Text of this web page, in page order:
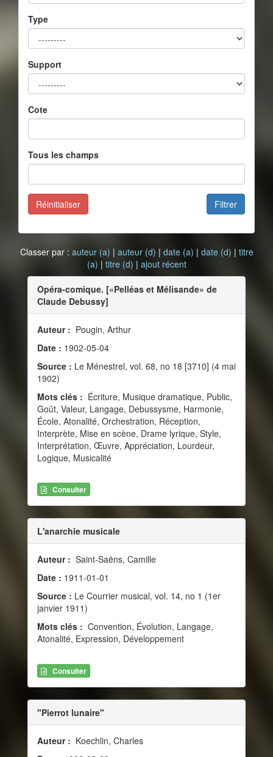
Type
Support
Cote
Tous les champs
Filtrer
Réinitialiser
Classer par : auteur (a) | auteur (d) | date (a) | date (d) | titre
(a) | titre (d) | ajout récent
Opéra-comique. [«Pelléas et Mélisande» de
Claude Debussy]
Auteur : Pougin, Arthur
Date : 1902-05-04
Source : Le Ménestrel, vol. 68, no 18 [3710] (4 mai
1902)
Mots clés : Écriture, Musique dramatique, Public,
Goût, Valeur, Langage, Debussysme, Harmonie,
École, Atonalité, Orchestration, Réception,
Interprète, Mise en scène, Drame lyrique, Style,
Interprétation, Œuvre, Appréciation, Lourdeur,
Logique, Musicalité
Consulter
L'anarchie musicale
Auteur : Saint-Saëns, Camille
Date : 1911-01-01
Source : Le Courrier musical, vol. 14, no 1 (1er
janvier 1911)
Mots clés : Convention, Évolution, Langage,
Atonalité, Expression, Développement
Consulter
"Pierrot lunaire"
Auteur : Koechlin, Charles